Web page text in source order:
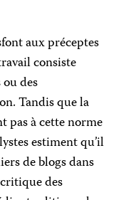
aux préceptes
consiste
des
Tandis que la
pas à cette norme
estiment qu’il
de blogs dans
des